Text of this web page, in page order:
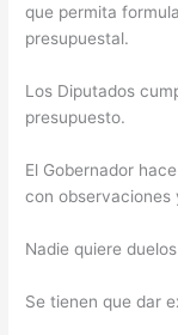
que permita
presupuestal.
Los Diputados
presupuesto.
El Gobernador
con observaciones
Nadie quiere
Se tienen que dar